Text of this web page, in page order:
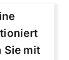
Sie mit